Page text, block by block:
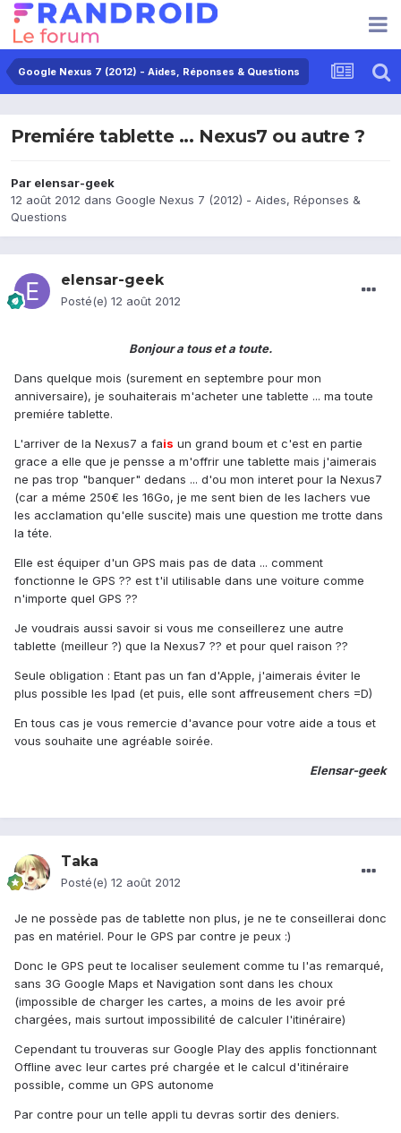
Google Nexus 7 (2012) - Aides, Réponses & Questions
Premiére tablette ... Nexus7 ou autre ?
Par elensar-geek
12 août 2012 dans Google Nexus 7 (2012) - Aides, Réponses &
Questions
elensar-geek
Posté(e) 12 août 2012
Bonjour a tous et a toute.
Dans quelque mois (surement en septembre pour mon
anniversaire), je souhaiterais m'acheter une tablette ... ma toute
premiére tablette.
L'arriver de la Nexus7 a fais un grand boum et c'est en partie
grace a elle que je pensse a m'offrir une tablette mais j'aimerais
ne pas trop "banquer" dedans ... d'ou mon interet pour la Nexus7
(car a méme 250€ les 16Go, je me sent bien de les lachers vue
les acclamation qu'elle suscite) mais une question me trotte dans
la téte.
Elle est équiper d'un GPS mais pas de data ... comment
fonctionne le GPS ?? est t'il utilisable dans une voiture comme
n'importe quel GPS ??
Je voudrais aussi savoir si vous me conseillerez une autre
tablette (meilleur ?) que la Nexus7 ?? et pour quel raison ??
Seule obligation : Etant pas un fan d'Apple, j'aimerais éviter le
plus possible les Ipad (et puis, elle sont affreusement chers =D)
En tous cas je vous remercie d'avance pour votre aide a tous et
vous souhaite une agréable soirée.
Elensar-geek
Taka
Posté(e) 12 août 2012
Je ne possède pas de tablette non plus, je ne te conseillerai donc
pas en matériel. Pour le GPS par contre je peux :)
Donc le GPS peut te localiser seulement comme tu l'as remarqué,
sans 3G Google Maps et Navigation sont dans les choux
(impossible de charger les cartes, a moins de les avoir pré
chargées, mais surtout impossibilité de calculer l'itinéraire)
Cependant tu trouveras sur Google Play des applis fonctionnant
Offline avec leur cartes pré chargée et le calcul d'itinéraire
possible, comme un GPS autonome
Par contre pour un telle appli tu devras sortir des deniers.